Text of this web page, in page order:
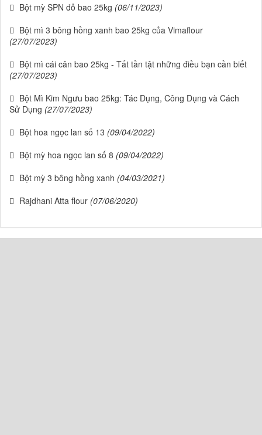
Bột mỳ SPN đỏ bao 25kg (06/11/2023)
Bột mì 3 bông hồng xanh bao 25kg của Vimaflour
(27/07/2023)
Bột mì cái cân bao 25kg - Tất tần tật những điều bạn cần biết
(27/07/2023)
Bột Mì Kim Ngưu bao 25kg: Tác Dụng, Công Dụng và Cách
Sử Dụng (27/07/2023)
Bột hoa ngọc lan số 13 (09/04/2022)
Bột mỳ hoa ngọc lan số 8 (09/04/2022)
Bột mỳ 3 bông hồng xanh (04/03/2021)
Rajdhani Atta flour (07/06/2020)